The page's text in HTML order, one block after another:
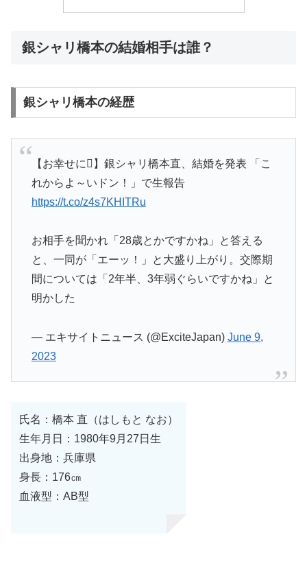
銀シャリ橋本の結婚相手は誰？
銀シャリ橋本の経歴
【お幸せに】銀シャリ橋本直、結婚を発表 「こ
れからよ～いドン！」で生報告
https://t.co/z4s7KHITRu
お相手を聞かれ「28歳とかですかね」と答える
と、一同が「エーッ！」と大盛り上がり。交際期
間については「2年半、3年弱ぐらいですかね」と
明かした
— エキサイトニュース (@ExciteJapan) June 9,
2023
氏名：橋本 直（はしもと なお）
生年月日：1980年9月27日生
出身地：兵庫県
身長：176㎝
血液型：AB型